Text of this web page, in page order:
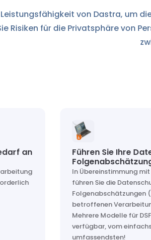
von Dastra, um
Risiken für die Privatsphäre von
an
Führen Sie Ihre
In Übereinstimmung mit
führen Sie die
Folgenabschätzungen
betroffenen
Mehrere Modelle für
verfügbar, vom
umfassendsten!